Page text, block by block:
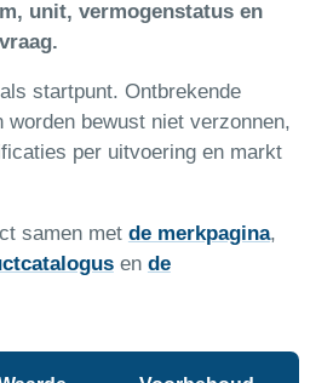
unit, vermogenstatus en
startpunt. Ontbrekende
worden bewust niet verzonnen,
per uitvoering en markt
samen met de merkpagina,
en de